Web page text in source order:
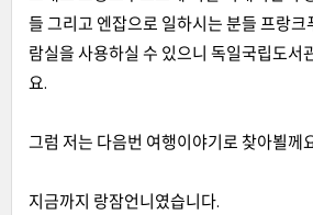
들 그리고 엔잡으로 일하시는 분들 프랑크
람실을 사용하실 수 있으니 독일국립도서
요.
그럼 저는 다음번 여행이야기로 찾아뵐께
지금까지 랑잠언니였습니다.